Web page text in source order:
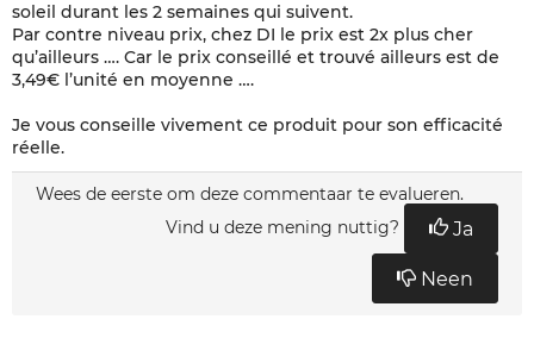
soleil durant les 2 semaines qui suivent.
Par contre niveau prix, chez DI le prix est 2x plus cher
qu’ailleurs …. Car le prix conseillé et trouvé ailleurs est de
3,49€ l’unité en moyenne ….
Je vous conseille vivement ce produit pour son efficacité
réelle.
Wees de eerste om deze commentaar te evalueren.
Vind u deze mening nuttig?
Ja
Neen